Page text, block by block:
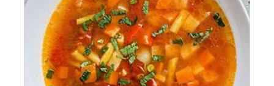
ADAUGĂ ÎN COȘ / DETALII